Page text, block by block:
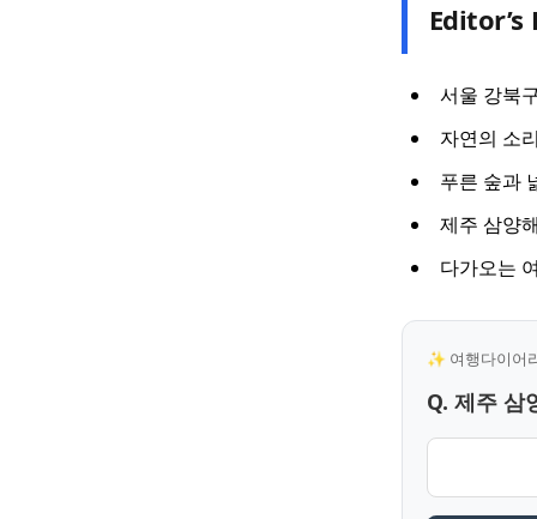
Editor’s
서울 강북
자연의 소
푸른 숲과
제주 삼양
다가오는
✨ 여행다이어
Q. 제주 삼